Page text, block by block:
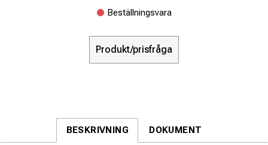
Beställningsvara
Produkt/prisfråga
BESKRIVNING DOKUMENT